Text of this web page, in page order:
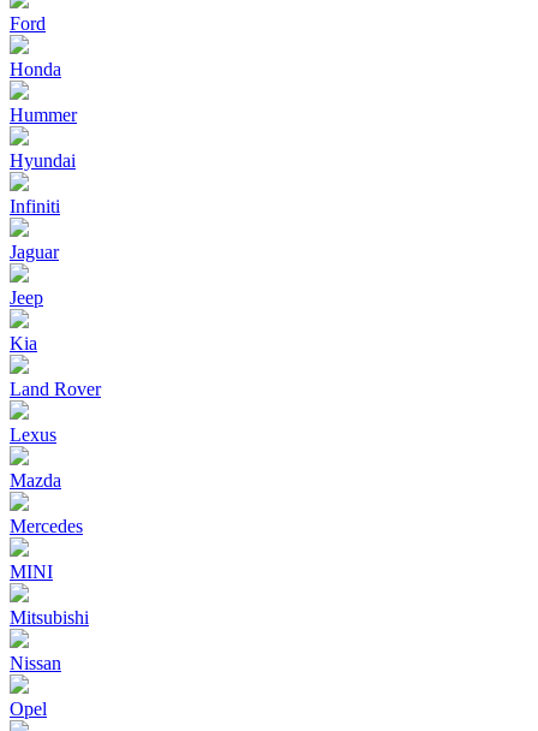
Ford
Honda
Hummer
Hyundai
Infiniti
Jaguar
Jeep
Kia
Land Rover
Lexus
Mazda
Mercedes
MINI
Mitsubishi
Nissan
Opel